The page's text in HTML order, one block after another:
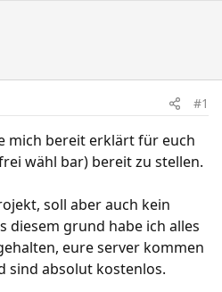
#1
mich bereit erklärt für euch
wähl bar) bereit zu stellen.
soll aber auch kein
diesem grund habe ich alles
eure server kommen
sind absolut kostenlos.